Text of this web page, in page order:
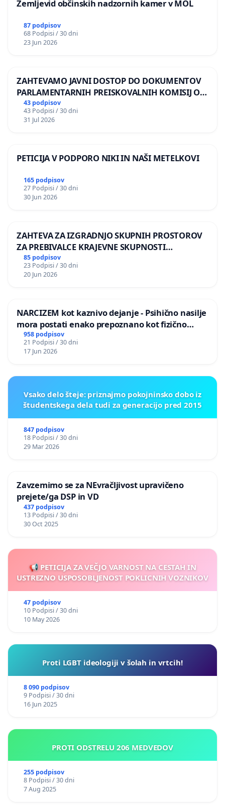
Zemljevid občinskih nadzornih kamer v MOL
87 podpisov
68 Podpisi / 30 dni
23 Jun 2026
ZAHTEVAMO JAVNI DOSTOP DO DOKUMENTOV
PARLAMENTARNIH PREISKOVALNIH KOMISIJ O
ILEGALNI TRGOVINI Z OROŽJEM
43 podpisov
43 Podpisi / 30 dni
31 Jul 2026
PETICIJA V PODPORO NIKI IN NAŠI METELKOVI
165 podpisov
27 Podpisi / 30 dni
30 Jun 2026
ZAHTEVA ZA IZGRADNJO SKUPNIH PROSTOROV
ZA PREBIVALCE KRAJEVNE SKUPNOSTI
PRESTRANEK
85 podpisov
23 Podpisi / 30 dni
20 Jun 2026
NARCIZEM kot kaznivo dejanje - Psihično nasilje
mora postati enako prepoznano kot fizično
nasilje
958 podpisov
21 Podpisi / 30 dni
17 Jun 2026
Vsako delo šteje: priznajmo pokojninsko dobo iz
študentskega dela tudi za generacijo pred 2015
847 podpisov
18 Podpisi / 30 dni
29 Mar 2026
Zavzemimo se za NEvračljivost upravičeno
prejete/ga DSP in VD
437 podpisov
13 Podpisi / 30 dni
30 Oct 2025
📢 PETICIJA ZA VEČJO VARNOST NA CESTAH IN
USTREZNO USPOSOBLJENOST POKLICNIH VOZNIKOV
47 podpisov
10 Podpisi / 30 dni
10 May 2026
Proti LGBT ideologiji v šolah in vrtcih!
8 090 podpisov
9 Podpisi / 30 dni
16 Jun 2025
PROTI ODSTRELU 206 MEDVEDOV
255 podpisov
8 Podpisi / 30 dni
7 Aug 2025